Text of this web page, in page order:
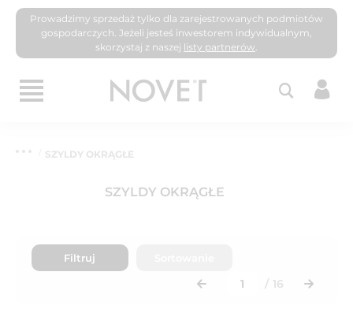
Prowadzimy sprzedaż tylko dla zarejestrowanych podmiotów
gospodarczych. Jeżeli jesteś inwestorem indywidualnym,
skorzystaj z naszej listy partnerów.
SZYLDY OKRĄGŁE
SZYLDY OKRĄGŁE
Filtruj
/ 16